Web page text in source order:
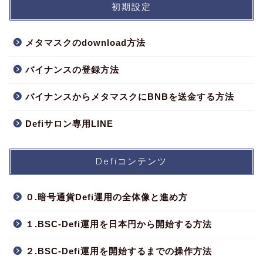
初期設定
メタマスクのdownload方法
バイナンスの登録方法
バイナンスからメタマスクにBNBを送金する方法
Defiサロン専用LINE
Defiコンテンツ
０.暗号通貨Defi運用の全体像と進め方
１.BSC-Defi運用を日本円から開始する方法
２.BSC-Defi運用を開始するまでの操作方法